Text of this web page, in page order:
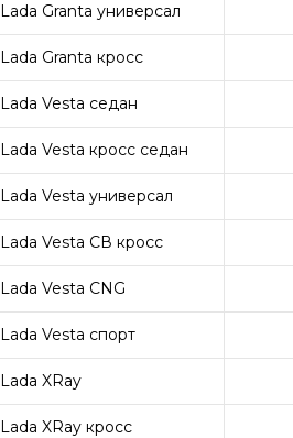
Lada Granta универсал
Lada Granta кросс
Lada Vesta седан
Lada Vesta кросс седан
Lada Vesta универсал
Lada Vesta СВ кросс
Lada Vesta CNG
Lada Vesta спорт
Lada XRay
Lada XRay кросс